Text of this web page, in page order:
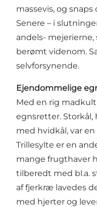
massevis, og
Senere – i
andels- mejerierne,
berømt videnom.
selvforsynende.
Ejendommelige
Med en rig
egnsretter.
med hvidkål, var
Trillesylte er en
mange frugthaver
tilberedt med bl.a.
af fjerkræ lavedes
med hjerter og